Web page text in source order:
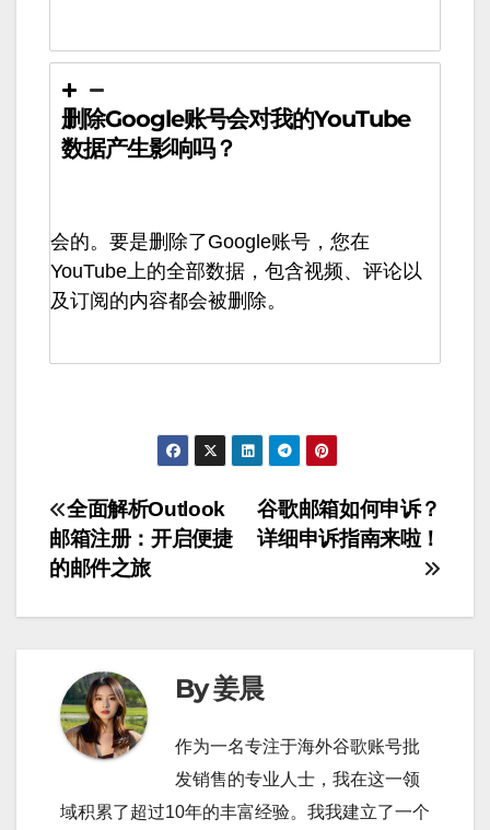
删除Google账号会对我的YouTube
数据产生影响吗？
会的。要是删除了Google账号，您在
YouTube上的全部数据，包含视频、评论以
及订阅的内容都会被删除。
文
章
導
谷歌邮箱如何申诉？
详细申诉指南来啦！
全面解析Outlook
邮箱注册：开启便捷
的邮件之旅
By 姜晨
作为一名专注于海外谷歌账号批
发销售的专业人士，我在这一领
域积累了超过10年的丰富经验。我我建立了一个